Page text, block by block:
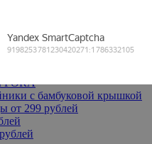
доставкой
FORA
с бамбуковой крышкой
от 299 рублей